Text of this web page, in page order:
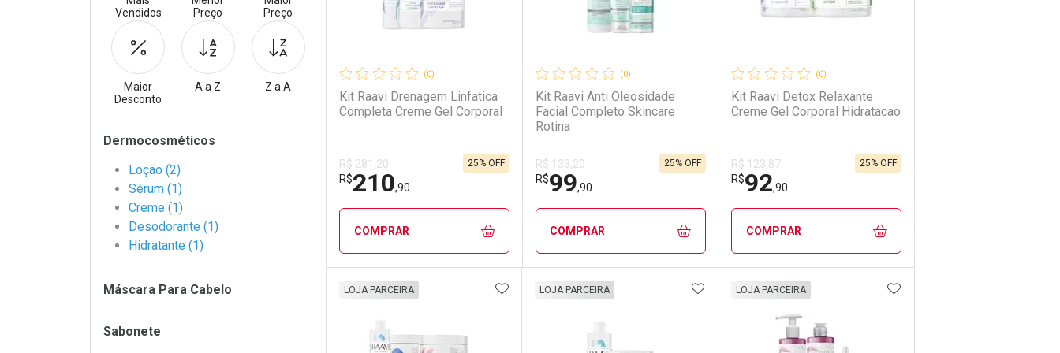
(0)
Kit Raavi Drenagem Linfatica
Completa Creme Gel Corporal
R$ 281,20
R$210,90
25% OFF
COMPRAR
FECHAR
Laboratório
FECHAR
Por Menos
(0)
Kit Raavi Anti Oleosidade
Facial Completo Skincare
Rotina
R$ 133,20
R$99,90
25% OFF
COMPRAR
FECHAR
Laboratório
FECHAR
Por Menos
(0)
Kit Raavi Detox Relaxante
Creme Gel Corporal Hidratacao
R$ 123,87
R$92,90
25% OFF
COMPRAR
FECHAR
Laboratório
FECHAR
Por Menos
LOJA PARCEIRA ADICIONAR AOS FAVORITOS
LOJA PARCEIRA ADICIONAR AOS FAVORITOS
LOJA PARCEIRA ADICIONAR AOS
Vendidos
Preço
Preço
Maior
Desconto
A a Z Z a A
Filtros
Dermocosméticos
Loção (2)
Sérum (1)
Creme (1)
Desodorante (1)
Hidratante (1)
Máscara Para Cabelo
Sabonete